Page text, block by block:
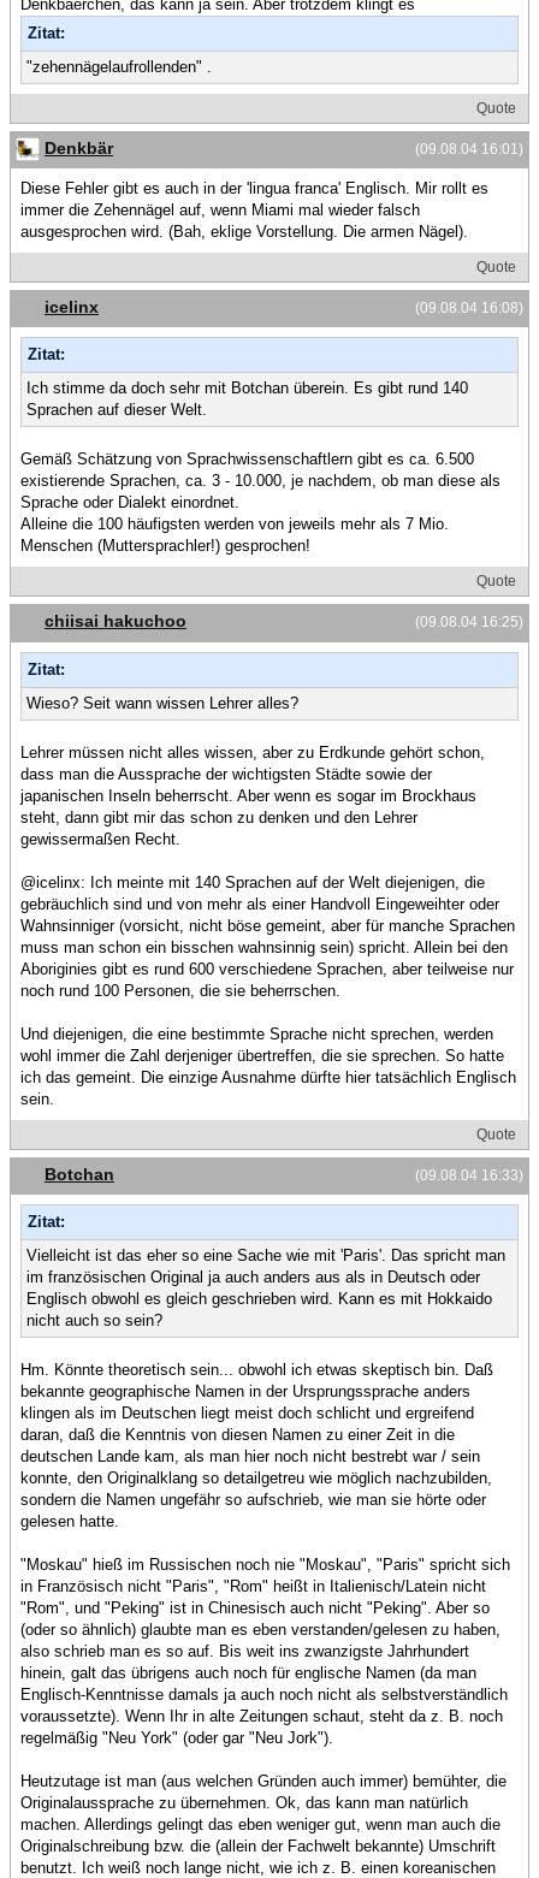
Denkbaerchen, das kann ja sein. Aber trotzdem klingt es
Zitat:
"zehennägelaufrollenden" .
Quote
(09.08.04 16:01)
Denkbär
Diese Fehler gibt es auch in der 'lingua franca' Englisch. Mir rollt es
immer die Zehennägel auf, wenn Miami mal wieder falsch
ausgesprochen wird. (Bah, eklige Vorstellung. Die armen Nägel).
Quote
(09.08.04 16:08)
icelinx
Zitat:
Ich stimme da doch sehr mit Botchan überein. Es gibt rund 140
Sprachen auf dieser Welt.
Gemäß Schätzung von Sprachwissenschaftlern gibt es ca. 6.500
existierende Sprachen, ca. 3 - 10.000, je nachdem, ob man diese als
Sprache oder Dialekt einordnet.
Alleine die 100 häufigsten werden von jeweils mehr als 7 Mio.
Menschen (Muttersprachler!) gesprochen!
Quote
(09.08.04 16:25)
chiisai hakuchoo
Zitat:
Wieso? Seit wann wissen Lehrer alles?
Lehrer müssen nicht alles wissen, aber zu Erdkunde gehört schon,
dass man die Aussprache der wichtigsten Städte sowie der
japanischen Inseln beherrscht. Aber wenn es sogar im Brockhaus
steht, dann gibt mir das schon zu denken und den Lehrer
gewissermaßen Recht.
@icelinx: Ich meinte mit 140 Sprachen auf der Welt diejenigen, die
gebräuchlich sind und von mehr als einer Handvoll Eingeweihter oder
Wahnsinniger (vorsicht, nicht böse gemeint, aber für manche Sprachen
muss man schon ein bisschen wahnsinnig sein) spricht. Allein bei den
Aboriginies gibt es rund 600 verschiedene Sprachen, aber teilweise nur
noch rund 100 Personen, die sie beherrschen.
Und diejenigen, die eine bestimmte Sprache nicht sprechen, werden
wohl immer die Zahl derjeniger übertreffen, die sie sprechen. So hatte
ich das gemeint. Die einzige Ausnahme dürfte hier tatsächlich Englisch
sein.
Quote
(09.08.04 16:33)
Botchan
Zitat:
Vielleicht ist das eher so eine Sache wie mit 'Paris'. Das spricht man
im französischen Original ja auch anders aus als in Deutsch oder
Englisch obwohl es gleich geschrieben wird. Kann es mit Hokkaido
nicht auch so sein?
Hm. Könnte theoretisch sein... obwohl ich etwas skeptisch bin. Daß
bekannte geographische Namen in der Ursprungssprache anders
klingen als im Deutschen liegt meist doch schlicht und ergreifend
daran, daß die Kenntnis von diesen Namen zu einer Zeit in die
deutschen Lande kam, als man hier noch nicht bestrebt war / sein
konnte, den Originalklang so detailgetreu wie möglich nachzubilden,
sondern die Namen ungefähr so aufschrieb, wie man sie hörte oder
gelesen hatte.
"Moskau" hieß im Russischen noch nie "Moskau", "Paris" spricht sich
in Französisch nicht "Paris", "Rom" heißt in Italienisch/Latein nicht
"Rom", und "Peking" ist in Chinesisch auch nicht "Peking". Aber so
(oder so ähnlich) glaubte man es eben verstanden/gelesen zu haben,
also schrieb man es so auf. Bis weit ins zwanzigste Jahrhundert
hinein, galt das übrigens auch noch für englische Namen (da man
Englisch-Kenntnisse damals ja auch noch nicht als selbstverständlich
voraussetzte). Wenn Ihr in alte Zeitungen schaut, steht da z. B. noch
regelmäßig "Neu York" (oder gar "Neu Jork").
Heutzutage ist man (aus welchen Gründen auch immer) bemühter, die
Originalaussprache zu übernehmen. Ok, das kann man natürlich
machen. Allerdings gelingt das eben weniger gut, wenn man auch die
Originalschreibung bzw. die (allein der Fachwelt bekannte) Umschrift
benutzt. Ich weiß noch lange nicht, wie ich z. B. einen koreanischen